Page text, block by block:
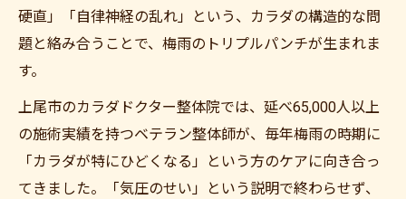
硬直」「自律神経の乱れ」という、カラダの構造的な問
題と絡み合うことで、梅雨のトリプルパンチが生まれま
す。
上尾市のカラダドクター整体院では、延べ65,000人以上
の施術実績を持つベテラン整体師が、毎年梅雨の時期に
「カラダが特にひどくなる」という方のケアに向き合っ
てきました。「気圧のせい」という説明で終わらせず、